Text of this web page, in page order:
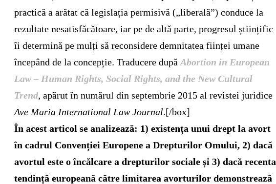
practică a arătat că legislația permisivă („liberală”) conduce la
rezultate nesatisfăcătoare, iar pe de altă parte, progresul științific
îi determină pe mulți să reconsidere demnitatea ființei umane
începând de la concepție. Traducere dupăAbortion in European
Law – Human Rights, Social Rights, and the New Cultural
Trend, apărut în numărul din septembrie 2015 al revistei juridice
Ave Maria International Law Journal.[/box]
În acest articol se analizează: 1) existența unui drept la avort
în cadrul Convenției Europene a Drepturilor Omului, 2) dacă
avortul este o încălcare a drepturilor sociale și 3) dacă recenta
tendință europeană către limitarea avorturilor demonstrează